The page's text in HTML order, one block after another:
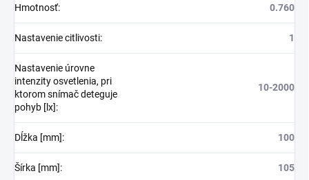
Hmotnosť: 0.760
Nastavenie citlivosti: 1
Nastavenie úrovne
intenzity osvetlenia, pri
ktorom snímač deteguje
pohyb [lx]:
10-2000
Dĺžka [mm]: 100
Šírka [mm]: 105